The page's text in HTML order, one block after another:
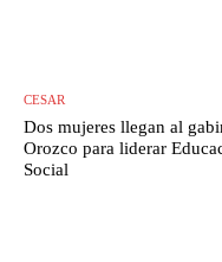
CESAR
Dos mujeres llegan al
Orozco para liderar
Social